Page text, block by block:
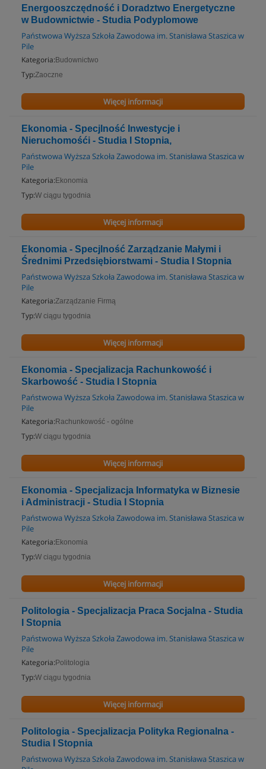
Energooszczędność i Doradztwo Energetyczne
w Budownictwie - Studia Podyplomowe
Państwowa Wyższa Szkoła Zawodowa im. Stanisława Staszica w
Pile
Kategoria: Budownictwo
Typ:Zaoczne
Więcej informacji
Ekonomia - Specjlność Inwestycje i
Nieruchomośći - Studia I Stopnia,
Państwowa Wyższa Szkoła Zawodowa im. Stanisława Staszica w
Pile
Kategoria: Ekonomia
Typ:W ciągu tygodnia
Więcej informacji
Ekonomia - Specjlność Zarządzanie Małymi i
Średnimi Przedsiębiorstwami - Studia I Stopnia
Państwowa Wyższa Szkoła Zawodowa im. Stanisława Staszica w
Pile
Kategoria:Zarządzanie Firmą
Typ:W ciągu tygodnia
Więcej informacji
Ekonomia - Specjalizacja Rachunkowość i
Skarbowość - Studia I Stopnia
Państwowa Wyższa Szkoła Zawodowa im. Stanisława Staszica w
Pile
Kategoria: Rachunkowość - ogólne
Typ:W ciągu tygodnia
Więcej informacji
Ekonomia - Specjalizacja Informatyka w Biznesie
i Administracji - Studia I Stopnia
Państwowa Wyższa Szkoła Zawodowa im. Stanisława Staszica w
Pile
Kategoria: Ekonomia
Typ:W ciągu tygodnia
Więcej informacji
Politologia - Specjalizacja Praca Socjalna - Studia
I Stopnia
Państwowa Wyższa Szkoła Zawodowa im. Stanisława Staszica w
Pile
Kategoria: Politologia
Typ:W ciągu tygodnia
Więcej informacji
Politologia - Specjalizacja Polityka Regionalna -
Studia I Stopnia
Państwowa Wyższa Szkoła Zawodowa im. Stanisława Staszica w